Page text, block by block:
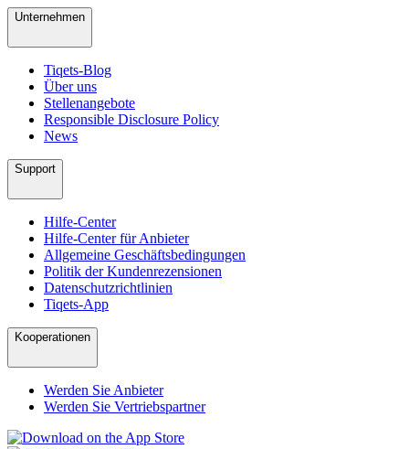
Unternehmen
Tiqets-Blog
Über uns
Stellenangebote
Responsible Disclosure Policy
News
Support
Hilfe-Center
Hilfe-Center für Anbieter
Allgemeine Geschäftsbedingungen
Politik der Kundenrezensionen
Datenschutzrichtlinien
Tiqets-App
Kooperationen
Werden Sie Anbieter
Werden Sie Vertriebspartner